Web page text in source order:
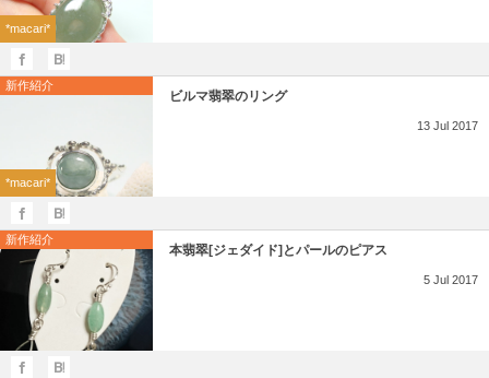
*macari*
新作紹介
*macari*
ビルマ翡翠のリング
13 Jul 2017
新作紹介
本翡翠[ジェダイド]とパールのピアス
5 Jul 2017